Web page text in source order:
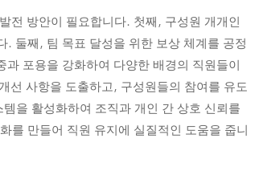
전 방안이 필요합니다. 첫째, 구성원 개개인
둘째, 팀 목표 달성을 위한 보상 체계를 공정
포용을 강화하여 다양한 배경의 직원들이
선 사항을 도출하고, 구성원들의 참여를 유도
을 활성화하여 조직과 개인 간 상호 신뢰를
를 만들어 직원 유지에 실질적인 도움을 줍니